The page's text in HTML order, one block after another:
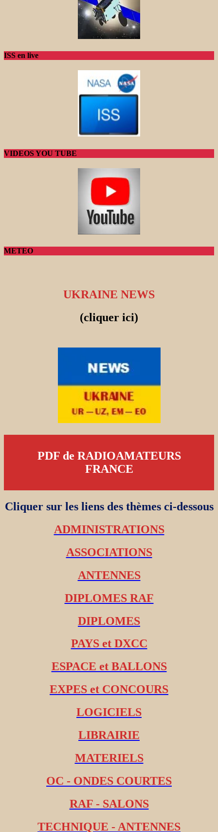
ISS en live
VIDEOS YOU TUBE
METEO
UKRAINE NEWS
(cliquer ici)
PDF de RADIOAMATEURS
FRANCE
Cliquer sur les liens des thèmes ci-dessous
ADMINISTRATIONS
ASSOCIATIONS
ANTENNES
DIPLOMES RAF
DIPLOMES
PAYS et DXCC
ESPACE et BALLONS
EXPES et CONCOURS
LOGICIELS
LIBRAIRIE
MATERIELS
OC - ONDES COURTES
RAF - SALONS
TECHNIQUE - ANTENNES